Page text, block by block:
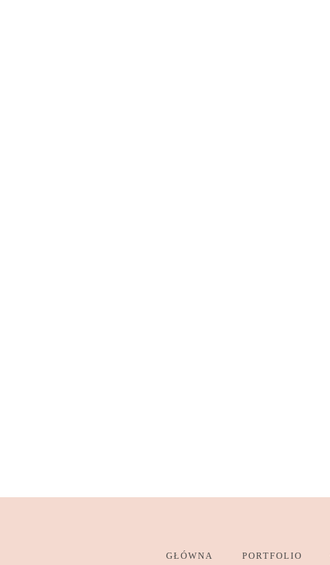
GŁÓWNA PORTFOLIO